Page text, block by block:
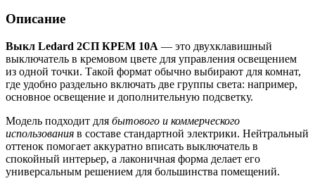
Описание
Выкл Ledard 2СП КРЕМ 10А — это двухклавишный
выключатель в кремовом цвете для управления освещением
из одной точки. Такой формат обычно выбирают для комнат,
где удобно раздельно включать две группы света: например,
основное освещение и дополнительную подсветку.
Модель подходит для бытового и коммерческого
использования в составе стандартной электрики. Нейтральный
оттенок помогает аккуратно вписать выключатель в
спокойный интерьер, а лаконичная форма делает его
универсальным решением для большинства помещений.